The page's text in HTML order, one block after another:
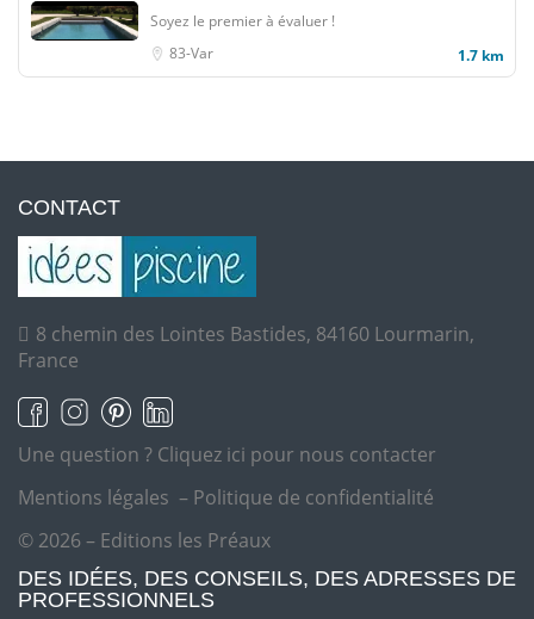
Soyez le premier à évaluer !
83-Var
1.7 km
CONTACT
8 chemin des Lointes Bastides, 84160 Lourmarin,
France
Une question ? Cliquez ici pour nous contacter
Mentions légales – Politique de confidentialité
© 2026 – Editions les Préaux
DES IDÉES, DES CONSEILS, DES ADRESSES DE
PROFESSIONNELS